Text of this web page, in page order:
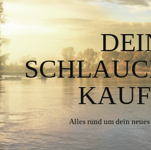
Alles rund um dein